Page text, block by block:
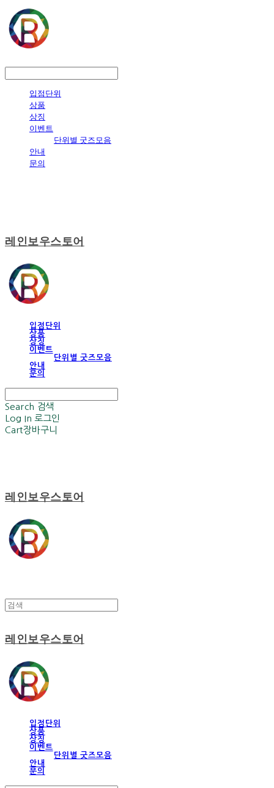
입점단위
상품
상징
이벤트
단위별 굿즈모음
안내
문의
레인보우스토어
입점단위
상품
상징
이벤트
단위별 굿즈모음
안내
문의
Search 검색
Log In 로그인
Cart장바구니
레인보우스토어
레인보우스토어
입점단위
상품
상징
이벤트
단위별 굿즈모음
안내
문의